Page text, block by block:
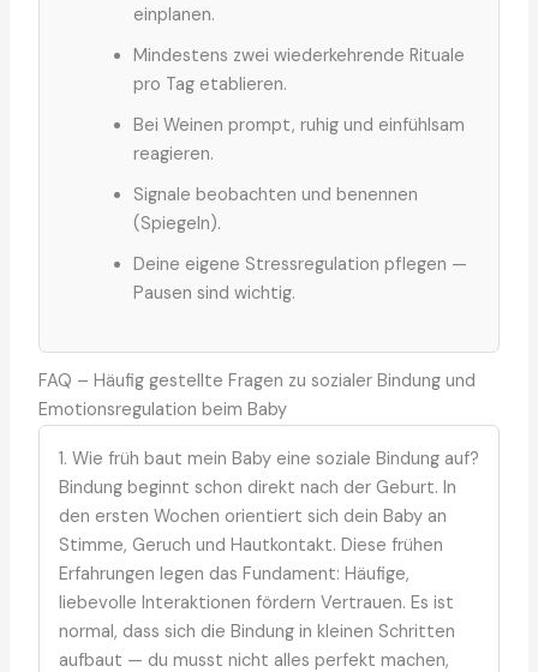
einplanen.
Mindestens zwei wiederkehrende Rituale
pro Tag etablieren.
Bei Weinen prompt, ruhig und einfühlsam
reagieren.
Signale beobachten und benennen
(Spiegeln).
Deine eigene Stressregulation pflegen —
Pausen sind wichtig.
FAQ – Häufig gestellte Fragen zu sozialer Bindung und
Emotionsregulation beim Baby
1. Wie früh baut mein Baby eine soziale Bindung auf?
Bindung beginnt schon direkt nach der Geburt. In
den ersten Wochen orientiert sich dein Baby an
Stimme, Geruch und Hautkontakt. Diese frühen
Erfahrungen legen das Fundament: Häufige,
liebevolle Interaktionen fördern Vertrauen. Es ist
normal, dass sich die Bindung in kleinen Schritten
aufbaut — du musst nicht alles perfekt machen,